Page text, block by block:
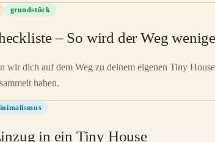
grundstück
– So wird der Weg
wir dich auf dem Weg zu deinem eigenen Tiny
haben.
in ein Tiny House